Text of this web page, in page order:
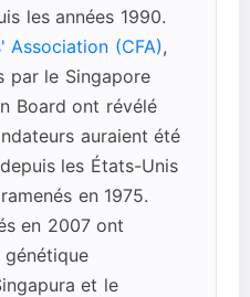
les années 1990.
Association (CFA),
par le Singapore
Board ont révélé
auraient été
les États-Unis
en 1975.
en 2007 ont
et le